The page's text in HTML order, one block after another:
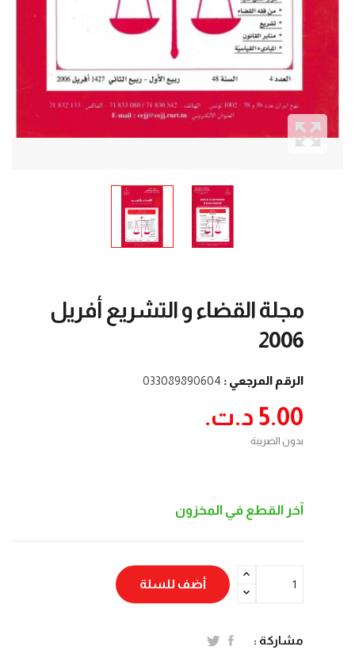
مجلة القضاء و التشريع أفريل
2006
الرقم المرجعي : 033089890604
5.00 د.ت.‏
بدون الضريبة
آخر القطع في المخزون
أضف للسلة
مشاركة :